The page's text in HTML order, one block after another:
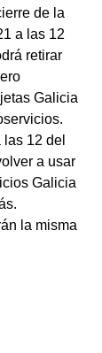
de la
a las 12
retirar
Galicia
12 del
a usar
Galicia
la misma